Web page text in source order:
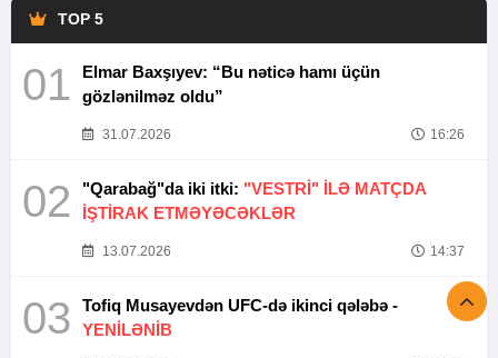
TOP 5
01
Elmar Baxşıyev: “Bu nəticə hamı üçün
gözlənilməz oldu”
31.07.2026 16:26
02 "Qarabağ"da iki itki: "VESTRİ" İLƏ MATÇDA
İŞTİRAK ETMƏYƏCƏKLƏR
13.07.2026 14:37
03
Tofiq Musayevdən UFC-də ikinci qələbə -
YENİLƏNİB